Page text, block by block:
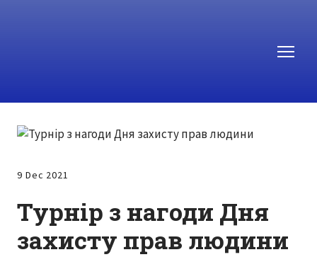
9 Dec 2021
Турнір з нагоди Дня
захисту прав людини